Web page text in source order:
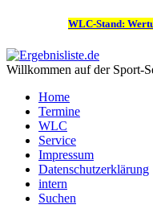
WLC-Stand:
Willkommen auf der Sport-
Home
Termine
WLC
Service
Impressum
Datenschutzerklärung
intern
Suchen